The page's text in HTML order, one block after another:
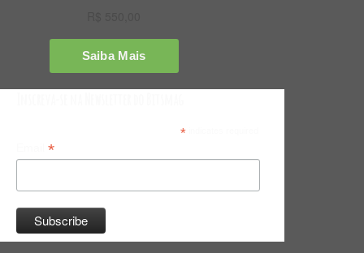
*indicates required
*